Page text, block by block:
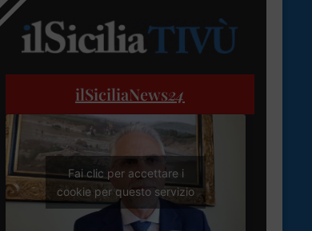
ilSiciliaNews24
Fai clic per accettare i
cookie per questo servizio